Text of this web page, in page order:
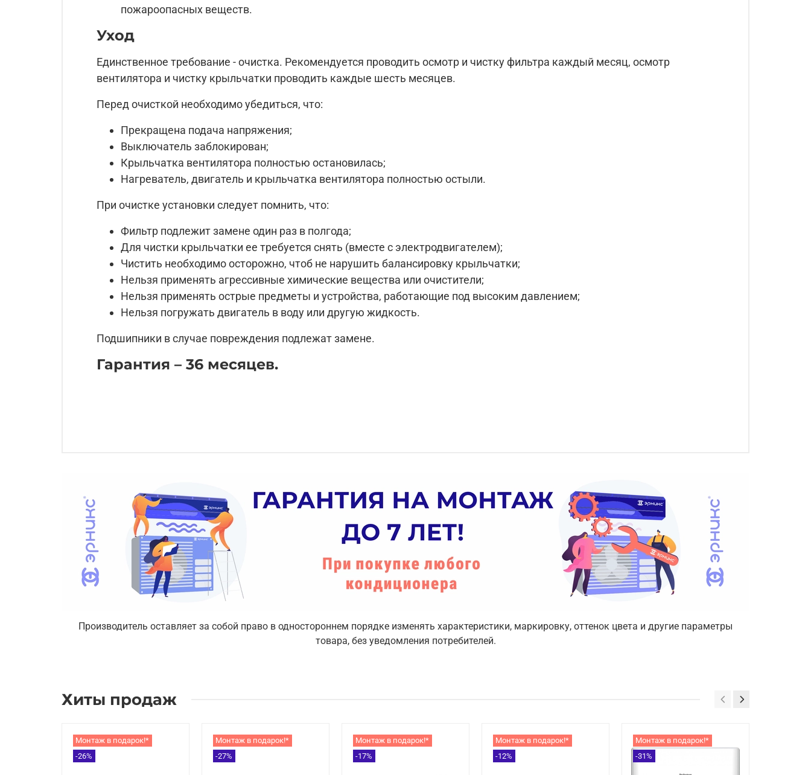
пожароопасных веществ.
Уход
Единственное требование - очистка. Рекомендуется проводить осмотр и чистку фильтра каждый месяц, осмотр
вентилятора и чистку крыльчатки проводить каждые шесть месяцев.
Перед очисткой необходимо убедиться, что:
Прекращена подача напряжения;
Выключатель заблокирован;
Крыльчатка вентилятора полностью остановилась;
Нагреватель, двигатель и крыльчатка вентилятора полностью остыли.
При очистке установки следует помнить, что:
Фильтр подлежит замене один раз в полгода;
Для чистки крыльчатки ее требуется снять (вместе с электродвигателем);
Чистить необходимо осторожно, чтоб не нарушить балансировку крыльчатки;
Нельзя применять агрессивные химические вещества или очистители;
Нельзя применять острые предметы и устройства, работающие под высоким давлением;
Нельзя погружать двигатель в воду или другую жидкость.
Подшипники в случае повреждения подлежат замене.
Гарантия – 36 месяцев.
Производитель оставляет за собой право в одностороннем порядке изменять характеристики, маркировку, оттенок цвета и другие параметры
товара, без уведомления потребителей.
Хиты продаж
Монтаж в подарок!*
-26%
Монтаж в подарок!*
-27%
Монтаж в подарок!*
-17%
Монтаж в подарок!*
-12%
Монтаж в подарок!*
-31%